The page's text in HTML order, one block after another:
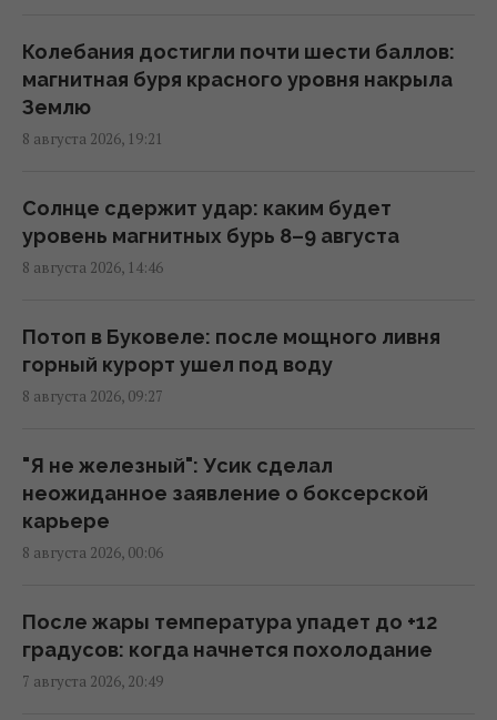
В Перу впервые сообщили о погибших
гражданах, которые воевали на стороне
Нападёт ли Путин на НАТО: эксперт
Турция возобновила транзит судов через
00:54 понедельник, 10 августа 2026
Взрыв в московском ресторане: СМИ
В России заявили о желании пробиться к
Колебания достигли почти шести баллов:
магнитная буря красного уровня накрыла
Землю
8 августа 2026, 19:21
Солнце сдержит удар: каким будет
уровень магнитных бурь 8–9 августа
8 августа 2026, 14:46
Потоп в Буковеле: после мощного ливня
горный курорт ушел под воду
8 августа 2026, 09:27
"Я не железный": Усик сделал
неожиданное заявление о боксерской
карьере
8 августа 2026, 00:06
После жары температура упадет до +12
градусов: когда начнется похолодание
7 августа 2026, 20:49